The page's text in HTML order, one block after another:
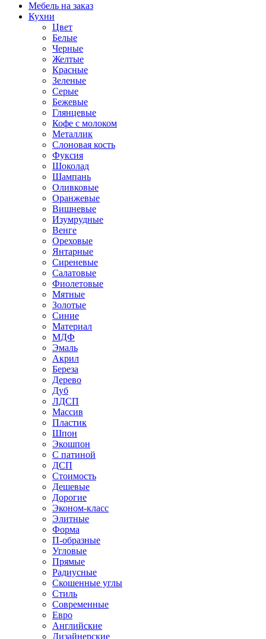
Мебель на заказ
Кухни
Цвет
Белые
Черные
Желтые
Красные
Зеленые
Серые
Бежевые
Глянцевые
Кофе с молоком
Металлик
Слоновая кость
Фуксия
Шоколад
Шампань
Оливковые
Оранжевые
Вишневые
Изумрудные
Венге
Ореховые
Янтарные
Сиреневые
Салатовые
Фиолетовые
Мятные
Золотые
Синие
Материал
МДФ
Эмаль
Акрил
Береза
Дерево
Дуб
ЛДСП
Массив
Пластик
Шпон
Экошпон
С патиной
ДСП
Стоимость
Дешевые
Дорогие
Эконом-класс
Элитные
Форма
П-образные
Угловые
Прямые
Радиусные
Скошенные углы
Стиль
Современные
Евро
Английские
Дизайнерские